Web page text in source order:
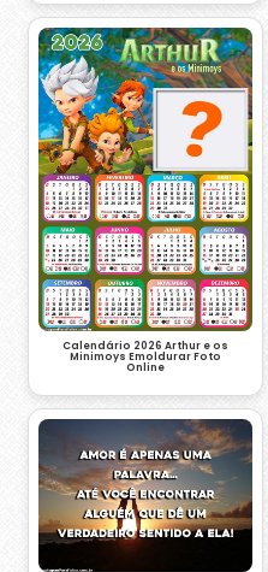
Calendário 2026 Arthur e os
Minimoys Emoldurar Foto
Online